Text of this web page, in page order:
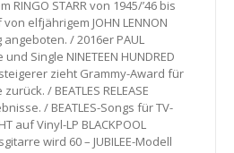
RINGO STARR von 1945/’46 bis
elfjährigem JOHN LENNON
/ 2016er PAUL
Single NINETEEN HUNDRED
zieht Grammy-Award für
/ BEATLES RELEASE
/ BEATLES-Songs für TV-
auf Vinyl-LP BLACKPOOL
wird 60 – JUBILEE-Modell